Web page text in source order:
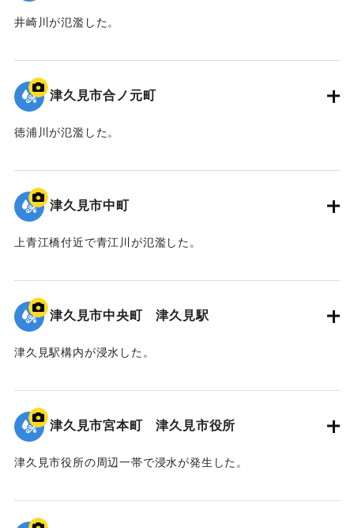
井崎川が氾濫した。
｜固有コード:01204094
津久見市合ノ元町
徳浦川が氾濫した。
｜固有コード:01204093
津久見市中町
上青江橋付近で青江川が氾濫した。
｜固有コード:01204092
津久見市中央町 津久見駅
津久見駅構内が浸水した。
｜固有コード:01204091
津久見市宮本町 津久見市役所
津久見市役所の周辺一帯で浸水が発生した。
｜固有コード:01204090